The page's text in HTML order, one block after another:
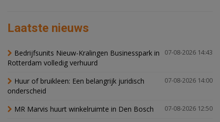
Laatste nieuws
07-08-2026 14:43
Bedrijfsunits Nieuw-Kralingen Businesspark in
Rotterdam volledig verhuurd
07-08-2026 14:00
Huur of bruikleen: Een belangrijk juridisch
onderscheid
07-08-2026 12:50
MR Marvis huurt winkelruimte in Den Bosch